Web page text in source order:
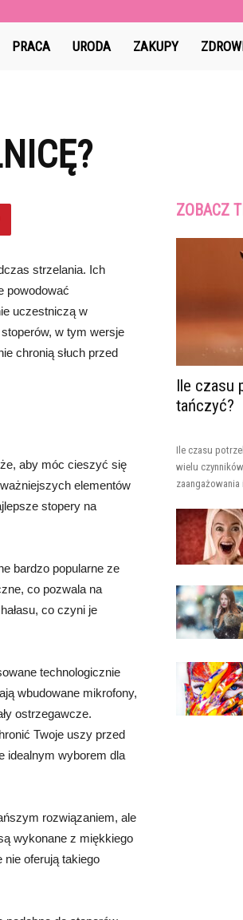
PRACA URODA ZAKUPY
strzelania. Ich
powodować
uczestniczą w
w tym wersje
chronią słuch przed
aby móc cieszyć się
elementów
stopery na
bardzo popularne ze
co pozwala na
co czyni je
technologicznie
wbudowane mikrofony,
ostrzegawcze.
Twoje uszy przed
idealnym wyborem dla
rozwiązaniem, ale
wykonane z miękkiego
nie oferują takiego
ZOBACZ
Ile czasu
tańczyć?
Ile czasu
wielu